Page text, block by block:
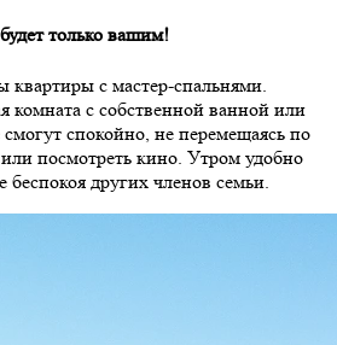
только вашим!
квартиры с мастер-спальнями.
комната с собственной ванной или
спокойно, не перемещаясь по
посмотреть кино. Утром удобно
беспокоя других членов семьи.